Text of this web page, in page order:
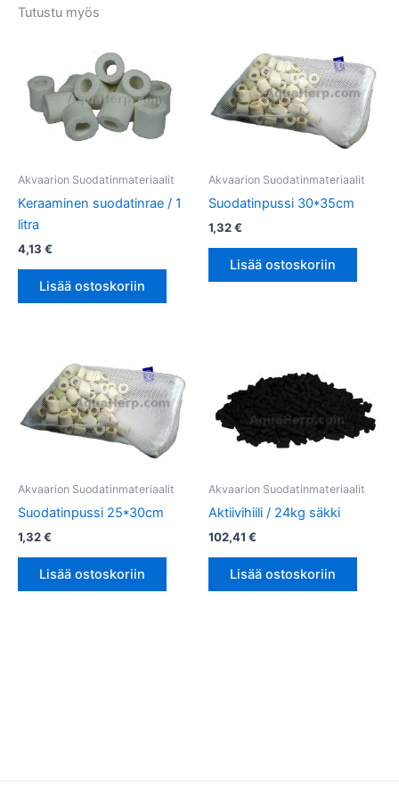
Tutustu myös
Akvaarion Suodatinmateriaalit
Keraaminen suodatinrae / 1
litra
4,13 €
Lisää ostoskoriin
Akvaarion Suodatinmateriaalit
Suodatinpussi 30*35cm
1,32€
Lisää ostoskoriin
Akvaarion Suodatinmateriaalit
Suodatinpussi 25*30cm
1,32€
Lisää ostoskoriin
Akvaarion Suodatinmateriaalit
Aktiivihiili / 24kg säkki
102,41 €
Lisää ostoskoriin